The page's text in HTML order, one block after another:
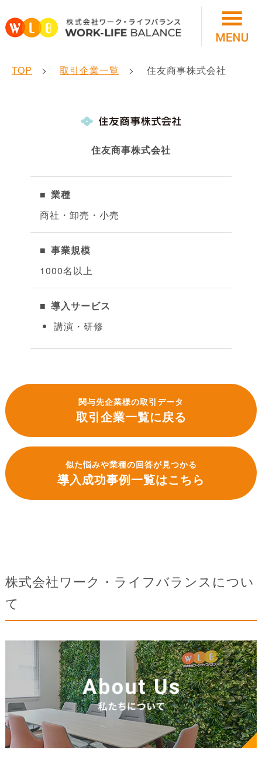
TOP 取引企業一覧 住友商事株式会社
住友商事株式会社
業種
商社・卸売・小売
事業規模
1000名以上
導入サービス
講演・研修
関与先企業様の取引データ
取引企業一覧に戻る
似た悩みや業種の回答が見つかる
導入成功事例一覧はこちら
株式会社ワーク・ライフバランスについ
て